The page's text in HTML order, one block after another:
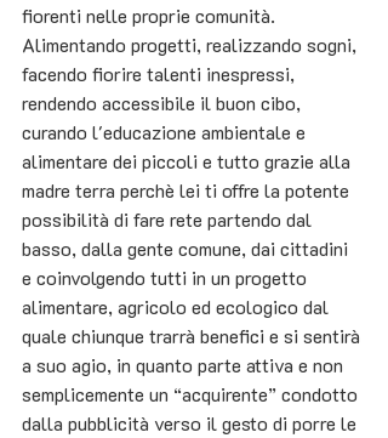
fiorenti nelle proprie comunità.
Alimentando progetti, realizzando sogni,
facendo fiorire talenti inespressi,
rendendo accessibile il buon cibo,
curando l'educazione ambientale e
alimentare dei piccoli e tutto grazie alla
madre terra perchè lei ti offre la potente
possibilità di fare rete partendo dal
basso, dalla gente comune, dai cittadini
e coinvolgendo tutti in un progetto
alimentare, agricolo ed ecologico dal
quale chiunque trarrà benefici e si sentirà
a suo agio, in quanto parte attiva e non
semplicemente un “acquirente” condotto
dalla pubblicità verso il gesto di porre le